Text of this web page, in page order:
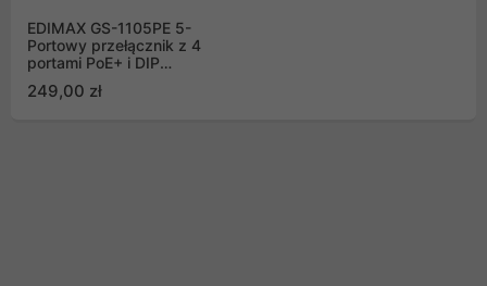
EDIMAX GS-1105PE 5-
Portowy przełącznik z 4
portami PoE+ i DIP
249,00 zł